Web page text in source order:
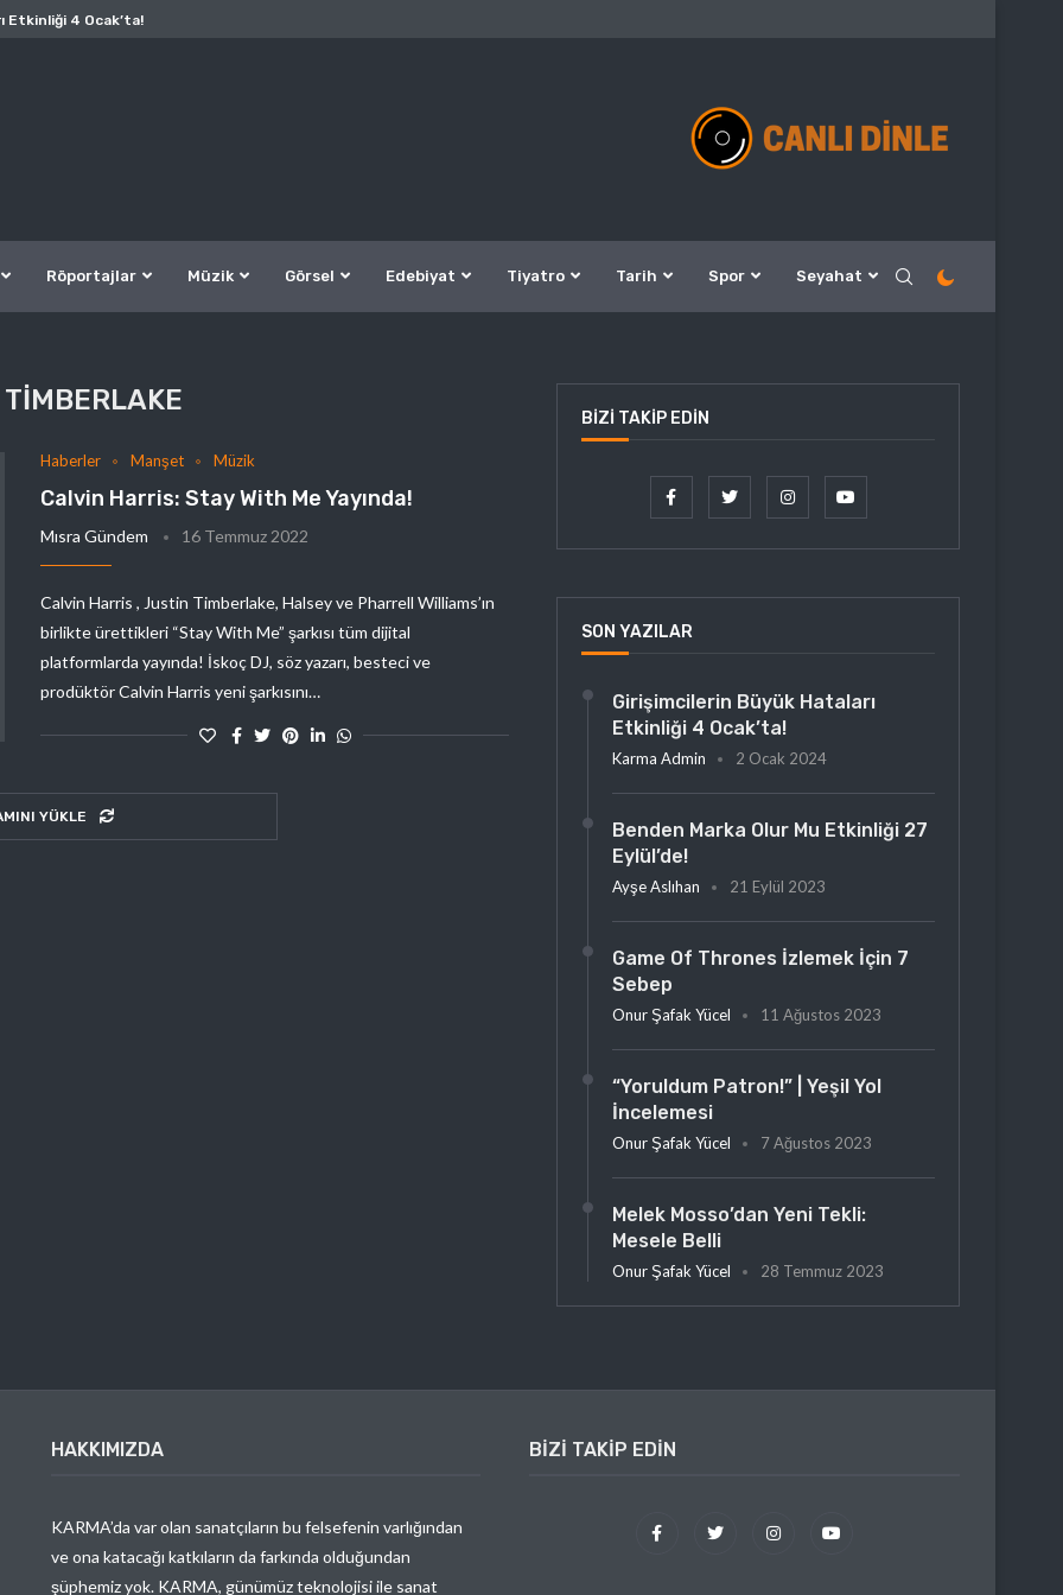
Etkinliği 4 Ocak’ta!
Röportajlar Müzik Görsel Edebiyat Tiyatro Tarih Spor Seyahat
Haberler Manşet Müzik
Calvin Harris: Stay With Me Yayında!
Mısra Gündem 16 Temmuz 2022
Calvin Harris , Justin Timberlake, Halsey ve Pharrell Williams’ın
birlikte ürettikleri “Stay With Me” şarkısı tüm dijital
platformlarda yayında! İskoç DJ, söz yazarı, besteci ve
prodüktör Calvin Harris yeni şarkısını…
YÜKLE
BIZI TAKIP EDIN
SON YAZILAR
Girişimcilerin Büyük Hataları
Etkinliği 4 Ocak’ta!
Karma Admin 2 Ocak 2024
Benden Marka Olur Mu Etkinliği 27
Eylül’de!
Ayşe Aslıhan 21 Eylül 2023
Game Of Thrones İzlemek İçin 7
Sebep
Onur Şafak Yücel 11 Ağustos 2023
“Yoruldum Patron!” | Yeşil Yol
İncelemesi
Onur Şafak Yücel 7 Ağustos 2023
Melek Mosso’dan Yeni Tekli:
Mesele Belli
Onur Şafak Yücel 28 Temmuz 2023
HAKKIMIZDA
KARMA’da var olan sanatçıların bu felsefenin varlığından
ve ona katacağı katkıların da farkında olduğundan
şüphemiz yok. KARMA, günümüz teknolojisi ile sanat
BIZI TAKIP EDIN